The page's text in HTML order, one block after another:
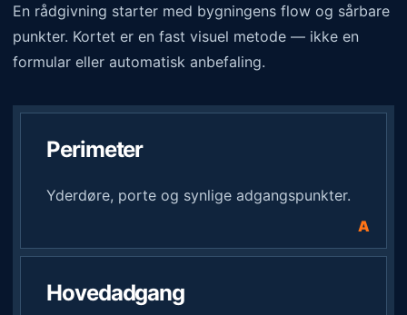
En rådgivning starter med bygningens flow og sårbare
punkter. Kortet er en fast visuel metode — ikke en
formular eller automatisk anbefaling.
Perimeter
Yderdøre, porte og synlige adgangspunkter.
Hovedadgang